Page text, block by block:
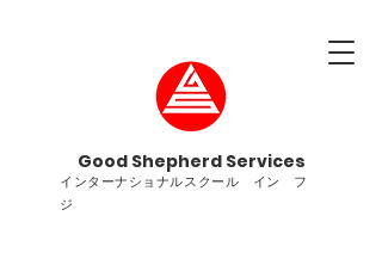
Good Shepherd Services
インターナショナルスクール イン フ
ジ